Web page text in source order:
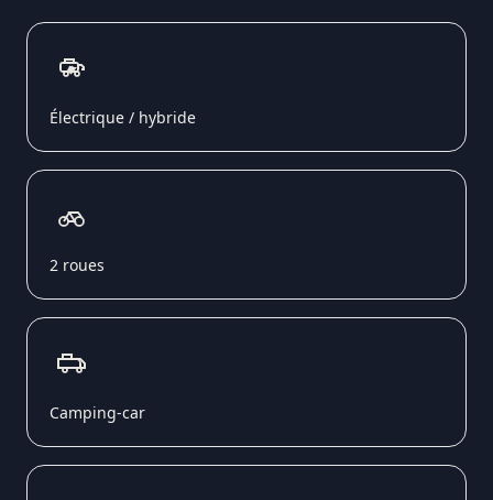
Électrique / hybride
2 roues
Camping-car